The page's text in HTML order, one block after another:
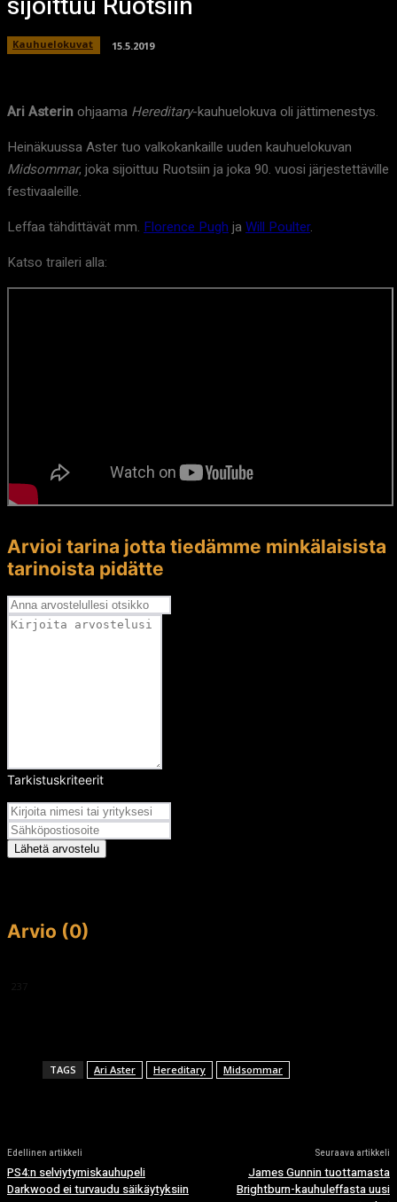
Kauhuelokuvat 15.5.2019
Ari Asterinohjaama Hereditary-kauhuelokuva oli jättimenestys.
Heinäkuussa Aster tuo valkokankaille uuden kauhuelokuvan
Midsommar, joka sijoittuu Ruotsiin ja joka 90. vuosi järjestettäville
festivaaleille.
Leffaa tähdittävät mm. Florence Pugh jaWill Poulter.
Katso traileri alla:
Arvioi tarina jotta tiedämme minkälaisista
tarinoista pidätte
Tarkistuskriteerit
Lähetä arvostelu
Arvio (0)
TAGS Ari Aster Hereditary Midsommar
Edellinen artikkeli
PS4:n selviytymiskauhupeli
Darkwood ei turvaudu säikäytyksiin
Seuraava artikkeli
James Gunnin tuottamasta
Brightburn-kauhuleffasta uusi